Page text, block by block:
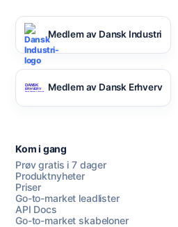
Medlem av Dansk Industri
Medlem av Dansk Erhverv
Kom i gang
Prøv gratis i 7 dager
Produktnyheter
Priser
Go-to-market leadlister
API Docs
Go-to-market skabeloner